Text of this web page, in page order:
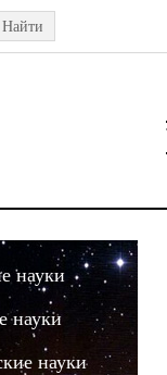
Найти
науки
науки
науки